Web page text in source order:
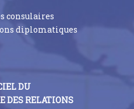
consulaires
diplomatiques
DU
DES RELATIONS